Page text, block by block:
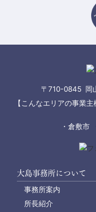
〒710-0845 岡
【こんなエリアの事業
・倉敷市
大島事務所について
事務所案内
所長紹介